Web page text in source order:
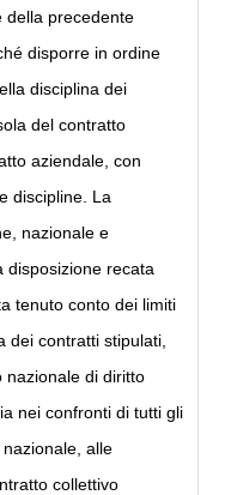
della precedente
disporre in ordine
disciplina dei
del contratto
aziendale, con
discipline. La
nazionale e
disposizione recata
tenuto conto dei limiti
dei contratti stipulati,
nazionale di diritto
nei confronti di tutti gli
alle
collettivo